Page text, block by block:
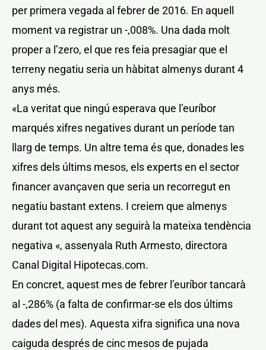
per primera vegada al febrer de 2016. En aquell
moment va registrar un -,008%. Una dada molt
proper a l’zero, el que res feia presagiar que el
terreny negatiu seria un hàbitat almenys durant 4
anys més.
«La veritat que ningú esperava que l’euríbor
marqués xifres negatives durant un període tan
llarg de temps. Un altre tema és que, donades les
xifres dels últims mesos, els experts en el sector
financer avançaven que seria un recorregut en
negatiu bastant extens. I creiem que almenys
durant tot aquest any seguirà la mateixa tendència
negativa «, assenyala Ruth Armesto, directora
Canal Digital Hipotecas.com.
En concret, aquest mes de febrer l’euríbor tancarà
al -,286% (a falta de confirmar-se els dos últims
dades del mes). Aquesta xifra significa una nova
caiguda després de cinc mesos de pujada